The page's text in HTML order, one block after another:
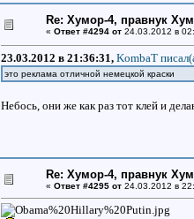
Re: Хумор-4, правнук
« Ответ #4294 от24.03.2012 в
23.03.2012 в 21:36:31, KombaT
это реклама отличной немецкой краски
Небось, они же как раз тот клей и
Re: Хумор-4, правнук
« Ответ #4295 от24.03.2012 в